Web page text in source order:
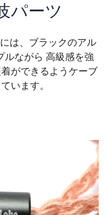
パーツ
は、ブラックのアル
ルながら 高級感を強
ができるようケーブ
います。